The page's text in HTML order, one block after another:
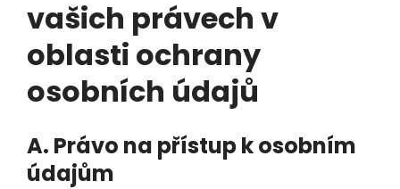
vašich právech v
oblasti ochrany
osobních údajů
A. Právo na přístup k osobním
údajům